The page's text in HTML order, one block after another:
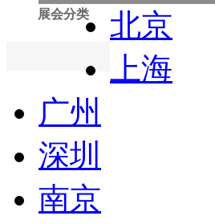
展会分类
北京
上海
广州
深圳
南京